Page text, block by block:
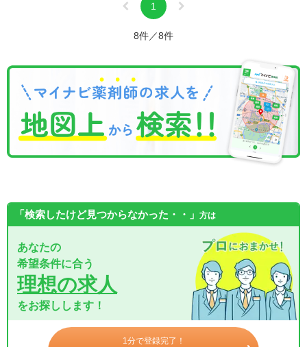
1
8件／8件
「検索したけど見つからなかった・・」 方は
あなたの
希望条件に合う
理想の求人
をお探しします！
1分で登録完了！